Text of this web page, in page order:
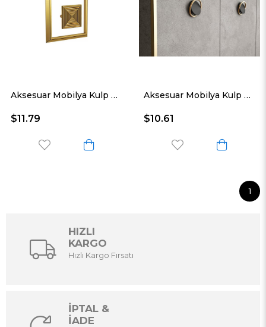
Aksesuar Mobilya Kulp Parlak Altın Eyk
$11.79
Aksesuar Mobilya Kulp Parlak Altın Mat Siyah 32 Mm. Dole
$10.61
1
HIZLI
KARGO
Hızlı Kargo Fırsatı
İPTAL &
İADE